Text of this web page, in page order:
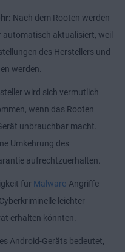
Nach dem Rooten werden
automatisch aktualisiert, weil
des Herstellers und
werden.
wird sich vermutlich
wenn das Rooten
unbrauchbar macht.
Umkehrung des
aufrechtzuerhalten.
für Malware-Angriffe
leichter
erhalten könnten.
Android-Geräts bedeutet,